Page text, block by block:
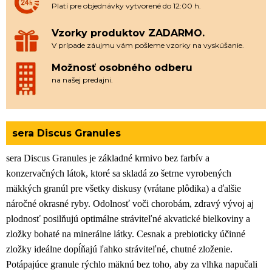
Platí pre objednávky vytvorené do 12:00 h.
Vzorky produktov ZADARMO.
V prípade záujmu vám pošleme vzorky na vyskúšanie.
Možnosť osobného odberu
na našej predajni.
sera Discus Granules
sera Discus Granules je základné krmivo bez farbív a
konzervačných látok, ktoré sa skladá zo šetrne vyrobených
mäkkých granúl pre všetky diskusy (vrátane plôdika) a ďalšie
náročné okrasné ryby. Odolnosť voči chorobám, zdravý vývoj aj
plodnosť posilňujú optimálne stráviteľné akvatické bielkoviny a
zložky bohaté na minerálne látky. Cesnak a prebioticky účinné
zložky ideálne dopĺňajú ľahko stráviteľné, chutné zloženie.
Potápajúce granule rýchlo mäknú bez toho, aby za vlhka napučali